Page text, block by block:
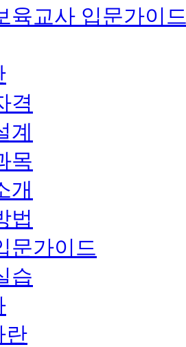
육교사 입문가이
격
계
목
개
법
문가이드
습
란